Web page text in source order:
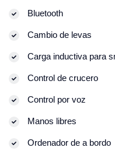
Bluetooth
Cambio de levas
Carga inductiva para
Control de crucero
Control por voz
Manos libres
Ordenador de a bordo